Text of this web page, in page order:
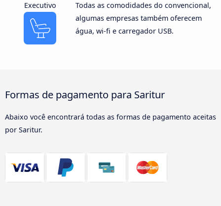
Executivo
Todas as comodidades do convencional,
algumas empresas também oferecem
água, wi-fi e carregador USB.
Formas de pagamento para Saritur
Abaixo você encontrará todas as formas de pagamento aceitas
por Saritur.